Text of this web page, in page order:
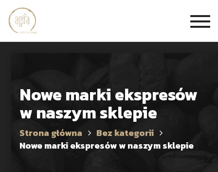
Nowe marki ekspresów
w naszym sklepie
Strona główna
Bez kategorii
Nowe marki ekspresów w naszym sklepie